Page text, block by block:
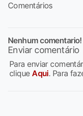
Comentários
Nenhum comentario!
Enviar comentário
Para enviar
cliqueAqui. Para